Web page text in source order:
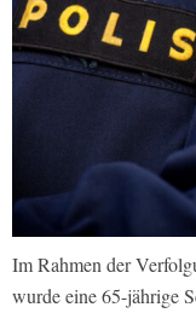
Im Rahmen der
wurde eine 65-jährige